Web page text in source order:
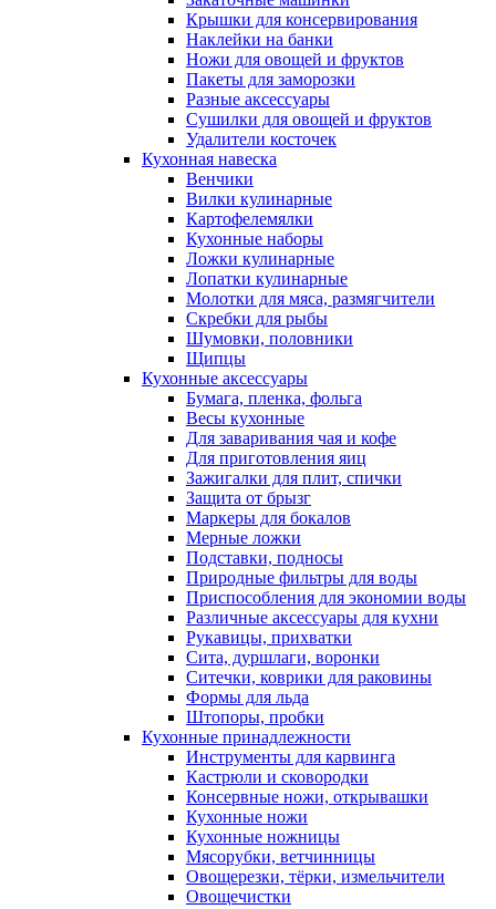
Крышки для консервирования
Наклейки на банки
Ножи для овощей и фруктов
Пакеты для заморозки
Разные аксессуары
Сушилки для овощей и фруктов
Удалители косточек
Кухонная навеска
Венчики
Вилки кулинарные
Картофелемялки
Кухонные наборы
Ложки кулинарные
Лопатки кулинарные
Молотки для мяса, размягчители
Скребки для рыбы
Шумовки, половники
Щипцы
Кухонные аксессуары
Бумага, пленка, фольга
Весы кухонные
Для заваривания чая и кофе
Для приготовления яиц
Зажигалки для плит, спички
Защита от брызг
Маркеры для бокалов
Мерные ложки
Подставки, подносы
Природные фильтры для воды
Приспособления для экономии воды
Различные аксессуары для кухни
Рукавицы, прихватки
Сита, дуршлаги, воронки
Ситечки, коврики для раковины
Формы для льда
Штопоры, пробки
Кухонные принадлежности
Инструменты для карвинга
Кастрюли и сковородки
Консервные ножи, открывашки
Кухонные ножи
Кухонные ножницы
Мясорубки, ветчинницы
Овощерезки, тёрки, измельчители
Овощечистки